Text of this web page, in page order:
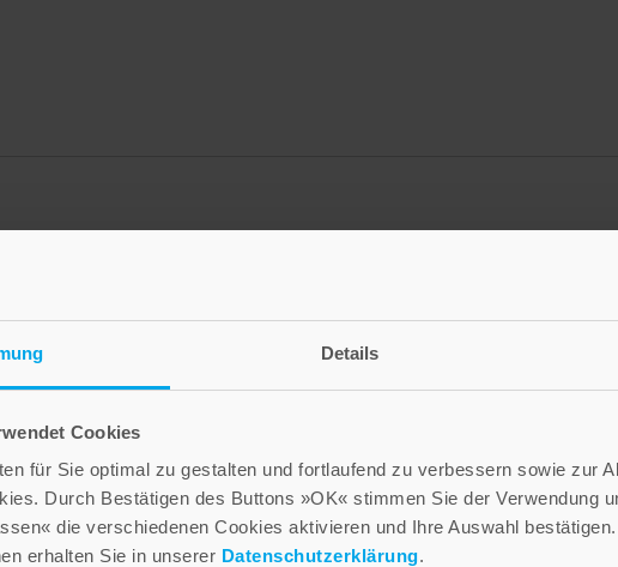
Details
Cookies
für Sie optimal zu gestalten und fortlaufend zu verbessern sowie zur
Durch Bestätigen des Buttons »OK« stimmen Sie der Verwendung
die verschiedenen Cookies aktivieren und Ihre Auswahl bestätigen.
erhalten Sie in unserer Datenschutzerklärung.